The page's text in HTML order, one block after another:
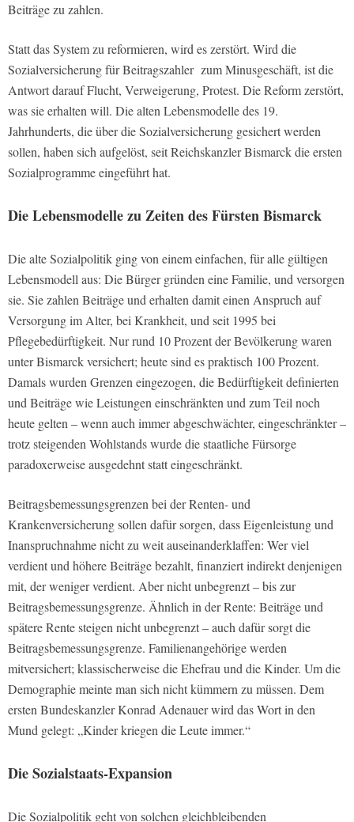
Beiträge zu zahlen.
Statt das System zu reformieren, wird es zerstört. Wird die
Sozialversicherung für Beitragszahler zum Minusgeschäft, ist die
Antwort darauf Flucht, Verweigerung, Protest. Die Reform zerstört,
was sie erhalten will. Die alten Lebensmodelle des 19.
Jahrhunderts, die über die Sozialversicherung gesichert werden
sollen, haben sich aufgelöst, seit Reichskanzler Bismarck die ersten
Sozialprogramme eingeführt hat.
Die Lebensmodelle zu Zeiten des Fürsten Bismarck
Die alte Sozialpolitik ging von einem einfachen, für alle gültigen
Lebensmodell aus: Die Bürger gründen eine Familie, und versorgen
sie. Sie zahlen Beiträge und erhalten damit einen Anspruch auf
Versorgung im Alter, bei Krankheit, und seit 1995 bei
Pflegebedürftigkeit. Nur rund 10 Prozent der Bevölkerung waren
unter Bismarck versichert; heute sind es praktisch 100 Prozent.
Damals wurden Grenzen eingezogen, die Bedürftigkeit definierten
und Beiträge wie Leistungen einschränkten und zum Teil noch
heute gelten – wenn auch immer abgeschwächter, eingeschränkter –
trotz steigenden Wohlstands wurde die staatliche Fürsorge
paradoxerweise ausgedehnt statt eingeschränkt.
Beitragsbemessungsgrenzen bei der Renten- und
Krankenversicherung sollen dafür sorgen, dass Eigenleistung und
Inanspruchnahme nicht zu weit auseinanderklaffen: Wer viel
verdient und höhere Beiträge bezahlt, finanziert indirekt denjenigen
mit, der weniger verdient. Aber nicht unbegrenzt – bis zur
Beitragsbemessungsgrenze. Ähnlich in der Rente: Beiträge und
spätere Rente steigen nicht unbegrenzt – auch dafür sorgt die
Beitragsbemessungsgrenze. Familienangehörige werden
mitversichert; klassischerweise die Ehefrau und die Kinder. Um die
Demographie meinte man sich nicht kümmern zu müssen. Dem
ersten Bundeskanzler Konrad Adenauer wird das Wort in den
Mund gelegt: „Kinder kriegen die Leute immer.“
Die Sozialstaats-Expansion
Die Sozialpolitik geht von solchen gleichbleibenden